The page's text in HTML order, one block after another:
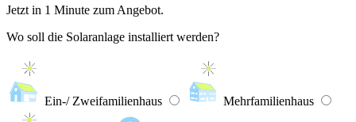
Jetzt in 1 Minute zum Angebot.
Wo soll die Solaranlage installiert werden?
Ein-/ Zweifamilienhaus Mehrfamilienhaus